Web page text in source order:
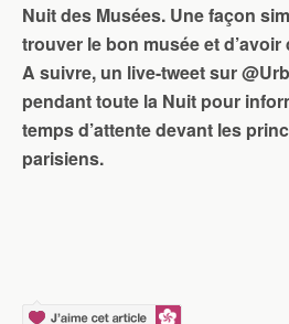
Nuit des Musées. Une façon
trouver le bon musée et
A suivre, un live-tweet sur
pendant toute la Nuit pour
temps d’attente devant les
parisiens.